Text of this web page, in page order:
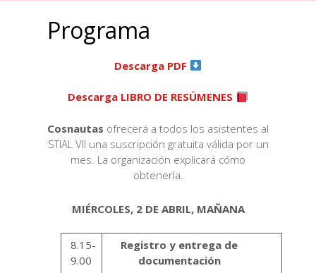
Programa
Descarga PDF
Descarga LIBRO DE RESÚMENES
Cosnautas ofrecerá a todos los asistentes al
STIAL VII una suscripción gratuita válida por un
mes. La organización explicará cómo
obtenerla.
MIÉRCOLES, 2 DE ABRIL, MAÑANA
8.15-
9.00
Registro y entrega de
documentación